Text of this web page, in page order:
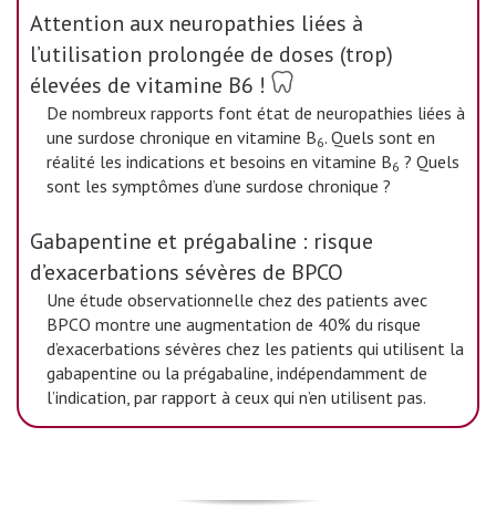
Attention aux neuropathies liées à
l’utilisation prolongée de doses (trop)
élevées de vitamine B6 !
De nombreux rapports font état de neuropathies liées à
une surdose chronique en vitamine B6. Quels sont en
réalité les indications et besoins en vitamine B6 ? Quels
sont les symptômes d’une surdose chronique ?
Gabapentine et prégabaline : risque
d’exacerbations sévères de BPCO
Une étude observationnelle chez des patients avec
BPCO montre une augmentation de 40% du risque
d’exacerbations sévères chez les patients qui utilisent la
gabapentine ou la prégabaline, indépendamment de
l’indication, par rapport à ceux qui n’en utilisent pas.